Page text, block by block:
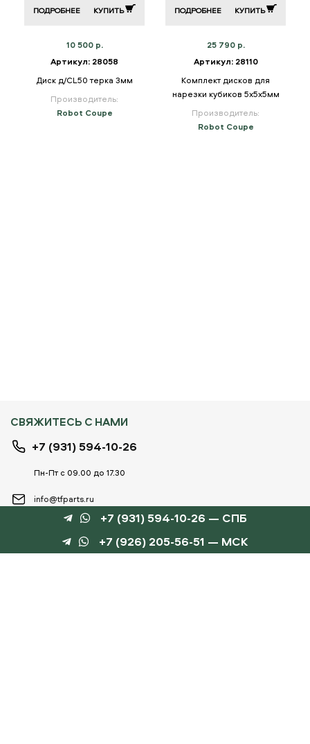
ПОДРОБНЕЕ КУПИТЬ
10 500 р.
Артикул: 28058
Диск д/CL50 терка 3мм
Производитель:
Robot Coupe
ПОДРОБНЕЕ КУПИТЬ
25 790 р.
Артикул: 28110
Комплект дисков для
нарезки кубиков 5х5х5мм
Производитель:
Robot Coupe
СВЯЖИТЕСЬ С НАМИ
+7 (931) 594-10-26
Пн-Пт с 09.00 до 17.30
info@tfparts.ru
ТЕХНОБОКС
+7 (931) 594-10-26 — СПБ
+7 (926) 205-56-51 — МСК